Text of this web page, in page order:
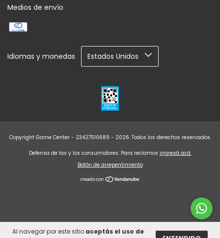
Al navegar por este sitio aceptás el uso de
Medios de envío
Idiomas y monedas
Copyright Game Center - 23427510689 - 2026. Todos los derechos reservados.
Defensa de las y los consumidores. Para reclamos ingresá acá.
Botón de arrepentimiento